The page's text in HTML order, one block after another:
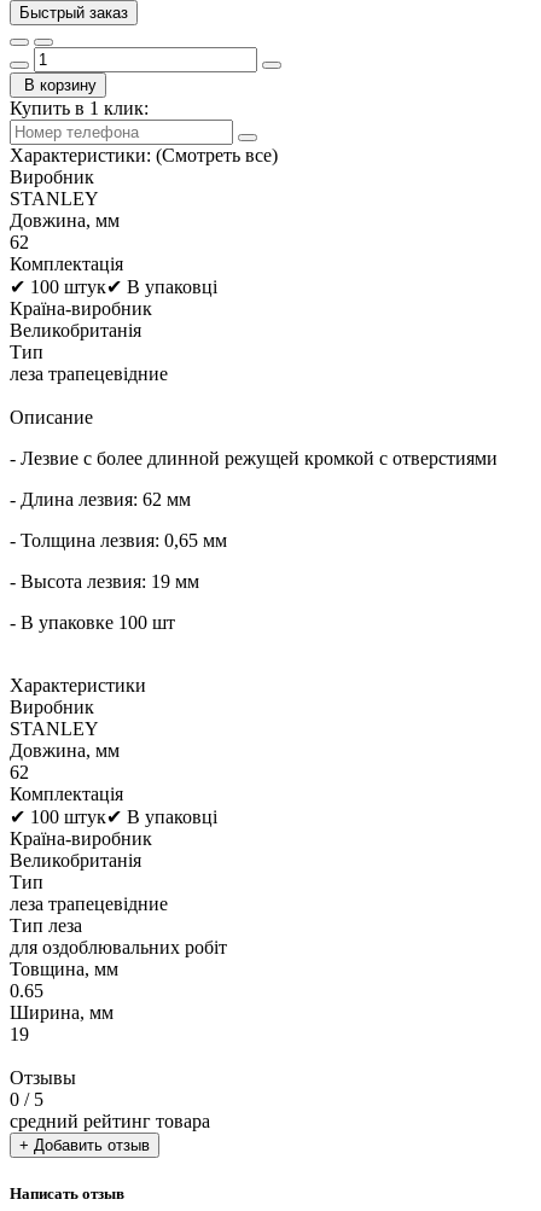
Быстрый заказ
В корзину
Купить в 1 клик:
Характеристики: (Смотреть все)
Виробник
STANLEY
Довжина, мм
62
Комплектація
✔ 100 штук✔ В упаковці
Країна-виробник
Великобританія
Тип
леза трапецевідние
Описание
- Лезвие с более длинной режущей кромкой с отверстиями
- Длина лезвия: 62 мм
- Толщина лезвия: 0,65 мм
- Высота лезвия: 19 мм
- В упаковке 100 шт
Характеристики
Виробник
STANLEY
Довжина, мм
62
Комплектація
✔ 100 штук✔ В упаковці
Країна-виробник
Великобританія
Тип
леза трапецевідние
Тип леза
для оздоблювальних робіт
Товщина, мм
0.65
Ширина, мм
19
Отзывы
0 / 5
средний рейтинг товара
+ Добавить отзыв
Написать отзыв